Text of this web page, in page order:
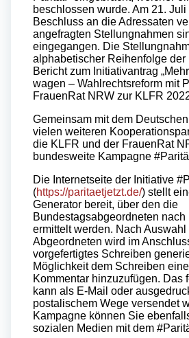
beschlossen wurde. Am 21.
Beschluss an die Adressaten
angefragten Stellungnahmen
eingegangen. Die
alphabetischer Reihenfolge der
Bericht zum Initiativantrag
wagen – Wahlrechtsreform mit
FrauenRat NRW zur KLFR
Gemeinsam mit dem
vielen weiteren
die KLFR und der FrauenRat
bundesweite Kampagne
Die Internetseite der Initiative
(https://paritaetjetzt.de/) stellt
Generator bereit, über den die
Bundestagsabgeordneten nach
ermittelt werden. Nach
Abgeordneten wird im
vorgefertigtes Schreiben
Möglichkeit dem Schreiben
Kommentar hinzuzufügen. Das
kann als E-Mail oder
postalischem Wege versendet
Kampagne können Sie
sozialen Medien mit dem